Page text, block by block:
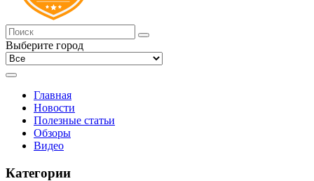
Выберите город
Главная
Новости
Полезные статьи
Обзоры
Видео
Категории